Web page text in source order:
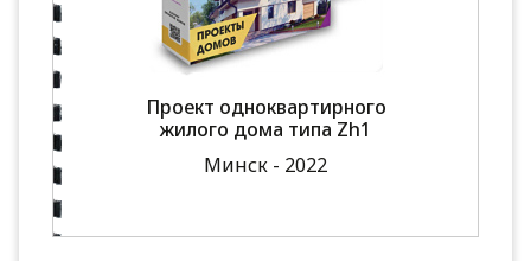
Проект одноквартирного
жилого дома типа Zh1
Минск - 2022